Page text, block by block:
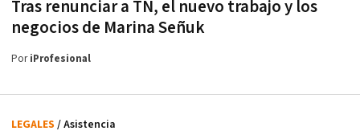
Tras renunciar a TN, el nuevo trabajo y los
negocios de Marina Señuk
PoriProfesional
LEGALES / Asistencia